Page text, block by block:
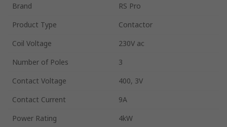
Brand
RS Pro
Product Type
Contactor
Coil Voltage
230V ac
Number of Poles
3
Contact Voltage
400, 3V
Contact Current
9A
Power Rating
4kW